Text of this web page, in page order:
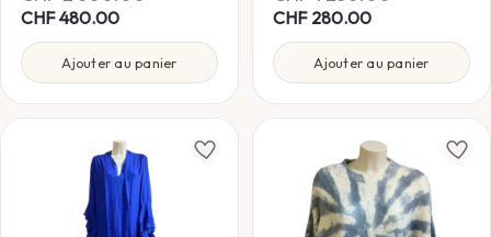
CHF480.00
Ajouter au panier
CHF280.00
Ajouter au panier